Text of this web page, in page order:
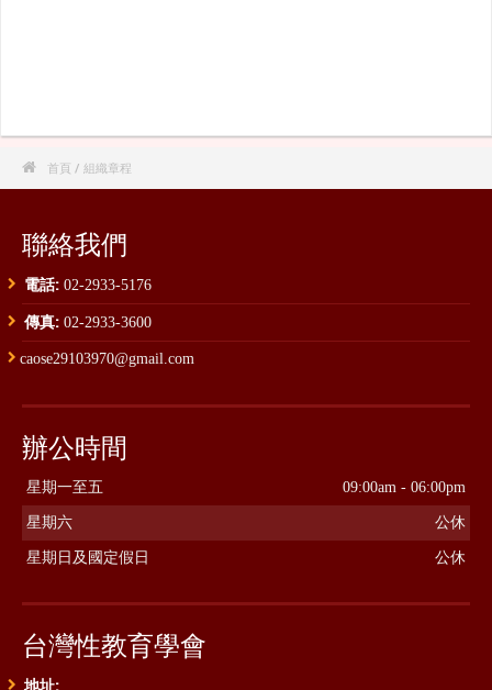
 首頁 / 組織章程
聯絡我們
電話: 02-2933-5176
傳真: 02-2933-3600
caose29103970@gmail.com
辦公時間
星期一至五 09:00am - 06:00pm
星期六 公休
星期日及國定假日 公休
台灣性教育學會
地址: